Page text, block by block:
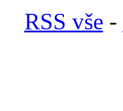
RSS vše -